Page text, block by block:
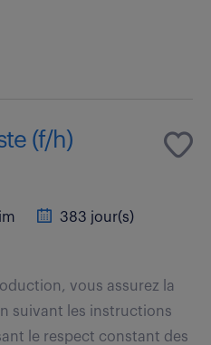
(f/h)
383 jour(s)
vous assurez la
suivant les instructions
le respect constant des